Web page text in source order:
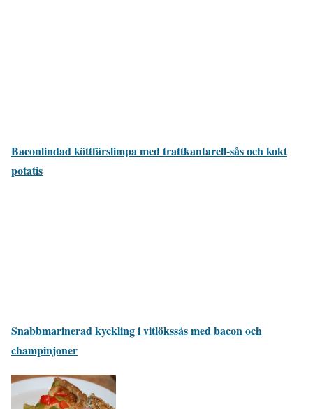
Baconlindad köttfärslimpa med trattkantarell-sås och kokt
potatis
Snabbmarinerad kyckling i vitlökssås med bacon och
champinjoner